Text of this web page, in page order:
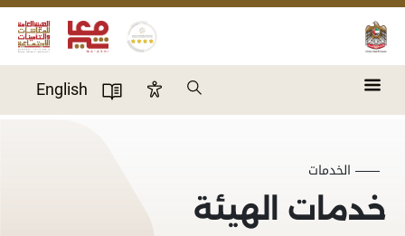
Skip to main content
Search
Accessibility Panel
User Directory
English
الخدمات
خدمات الهيئة